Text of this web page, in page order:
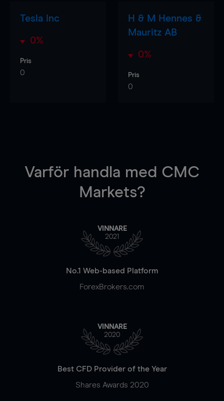
Tesla Inc
0%
Pris
0
H & M Hennes &
Mauritz AB
0%
Pris
0
Varför handla med CMC
Markets?
VINNARE
2021
No.1 Web-based Platform
ForexBrokers.com
VINNARE
2020
Best CFD Provider of the Year
Shares Awards 2020